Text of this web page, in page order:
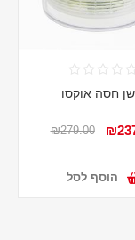
חסה אוקסו
₪279.00
הוסף לסל